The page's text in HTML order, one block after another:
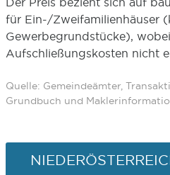
für Ein-/Zweifamilienhäuser
Gewerbegrundstücke),
Aufschließungskosten nicht
Quelle: Gemeindeämter,
Grundbuch und